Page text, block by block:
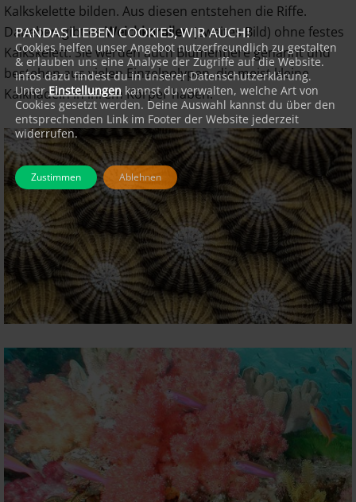
Kalkskelette bilden. Aus diesen entstehen die Riffe.
Daneben gibt esWeichkorallen(zweites Bild) ohne festes
Kalkskelett. Sie werden auch Blumentiere genannt und
bestehen aus vielen Einzelpolypen, die meist kleine
Kalknadeln in ihrem Körper haben.
PANDAS LIEBEN COOKIES, WIR AUCH!
Cookies helfen unser Angebot nutzerfreundlich zu gestalten
& erlauben uns eine Analyse der Zugriffe auf die Website.
Infos dazu findest du in unserer Datenschutzerklärung.
UnterEinstellungen kannst du verwalten, welche Art von
Cookies gesetzt werden. Deine Auswahl kannst du über den
entsprechenden Link im Footer der Website jederzeit
widerrufen.
Zustimmen Ablehnen